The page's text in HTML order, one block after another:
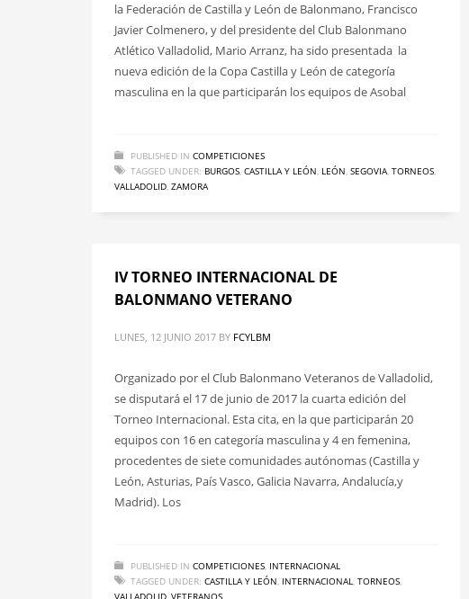
la Federación de Castilla y León de Balonmano, Francisco
Javier Colmenero, y del presidente del Club Balonmano
Atlético Valladolid, Mario Arranz, ha sido presentada la
nueva edición de la Copa Castilla y León de categoría
masculina en la que participarán los equipos de Asobal
PUBLISHED IN COMPETICIONES
TAGGED UNDER: BURGOS, CASTILLA Y LEÓN, LEÓN, SEGOVIA, TORNEOS,
VALLADOLID, ZAMORA
IV TORNEO INTERNACIONAL DE
BALONMANO VETERANO
LUNES, 12 JUNIO 2017 BY FCYLBM
Organizado por el Club Balonmano Veteranos de Valladolid,
se disputará el 17 de junio de 2017 la cuarta edición del
Torneo Internacional. Esta cita, en la que participarán 20
equipos con 16 en categoría masculina y 4 en femenina,
procedentes de siete comunidades autónomas (Castilla y
León, Asturias, País Vasco, Galicia Navarra, Andalucía,y
Madrid). Los
PUBLISHED IN COMPETICIONES, INTERNACIONAL
TAGGED UNDER: CASTILLA Y LEÓN, INTERNACIONAL, TORNEOS,
VALLADOLID, VETERANOS